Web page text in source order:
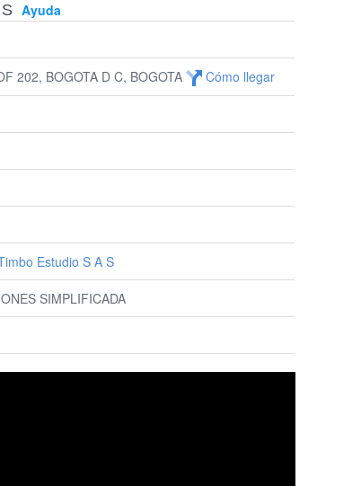
Ayuda
202, BOGOTA D C, BOGOTA Cómo llegar
Estudio S A S
SIMPLIFICADA